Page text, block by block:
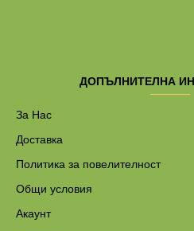
ДОПЪЛНИТЕЛНА
За Нас
Доставка
Политика за повелителност
Общи условия
Акаунт